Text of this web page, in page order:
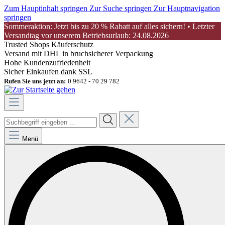
Zum Hauptinhalt springen Zur Suche springen Zur Hauptnavigation
springen
Sommeraktion: Jetzt bis zu 20 % Rabatt auf alles sichern! • Letzter
Versandtag vor unserem Betriebsurlaub: 24.08.2026
Trusted Shops Käuferschutz
Versand mit DHL in bruchsicherer Verpackung
Hohe Kundenzufriedenheit
Sicher Einkaufen dank SSL
Rufen Sie uns jetzt an: 0 9642 - 70 29 782
Menü